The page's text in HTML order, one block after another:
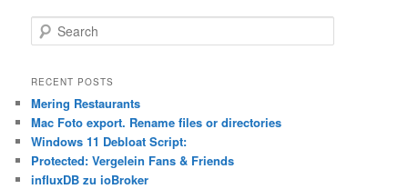
e
r
h
RECENT POSTS
Mering Restaurants
Mac Foto export. Rename files or directories
Windows 11 Debloat Script:
Protected: Vergelein Fans & Friends
influxDB zu ioBroker